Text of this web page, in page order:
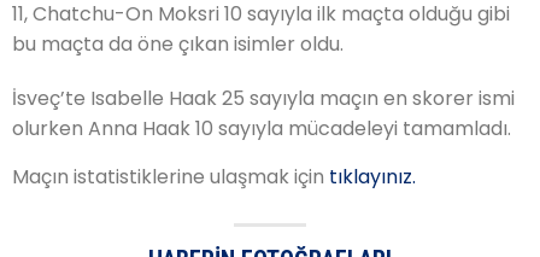
11, Chatchu-On Moksri 10 sayıyla ilk maçta olduğu gibi
bu maçta da öne çıkan isimler oldu.
İsveç’te Isabelle Haak 25 sayıyla maçın en skorer ismi
olurken Anna Haak 10 sayıyla mücadeleyi tamamladı.
Maçın istatistiklerine ulaşmak için tıklayınız.